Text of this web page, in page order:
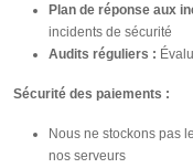
Plan de réponse aux
incidents de sécurité
Audits réguliers :
Sécurité des paiements :
Nous ne stockons pas
nos serveurs